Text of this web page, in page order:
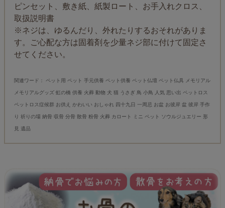
ピンセット、敷き紙、紙製ロート、お手入れクロス、
取扱説明書
※ネジは、ゆるんだり、外れたりするおそれがありま
す。ご心配な方は固着剤を少量ネジ部に付けて固定さ
せてください。
関連ワード： ペット用 ペット 手元供養 ペット供養 ペット仏壇 ペット仏具 メモリアル
メモリアルグッズ 虹の橋 供養 火葬 動物 犬 猫 うさぎ 鳥 小鳥 人気 思い出 ペットロス
ペットロス症候群 お供え かわいい おしゃれ 四十九日 一周忌 お盆 お彼岸 盆 彼岸 手作
り 祈りの場 納骨 収骨 分骨 散骨 粉骨 火葬 カロート ミニ ペット ソウルジュエリー 形
見 遺品